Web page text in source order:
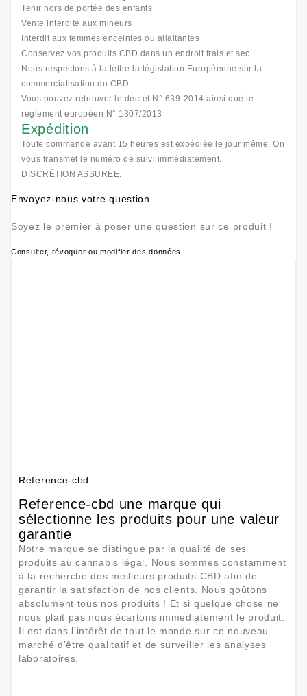
Tenir hors de portée des enfants
Vente interdite aux mineurs
Interdit aux femmes enceintes ou allaitantes
Conservez vos produits CBD dans un endroit frais et sec.
Nous respectons à la lettre la législation Européenne sur la
commercialisation du CBD.
Vous pouvez retrouver le décret N° 639-2014 ainsi que le
règlement européen N° 1307/2013
Expédition
Toute commande avant 15 heures est expédiée le jour même. On
vous transmet le numéro de suivi immédiatement.
DISCRÉTION ASSURÉE.
Envoyez-nous votre question
Soyez le premier à poser une question sur ce produit !
Consulter, révoquer ou modifier des données
Reference-cbd
Reference-cbd une marque qui
sélectionne les produits pour une valeur
garantie
Notre marque se distingue par la qualité de ses
produits au cannabis légal. Nous sommes constamment
à la recherche des meilleurs produits CBD afin de
garantir la satisfaction de nos clients. Nous goûtons
absolument tous nos produits ! Et si quelque chose ne
nous plait pas nous écartons immédiatement le produit.
Il est dans l'intérêt de tout le monde sur ce nouveau
marché d'être qualitatif et de surveiller les analyses
laboratoires.